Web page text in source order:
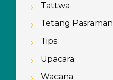
Tattwa
Tetang Pasraman
Tips
Upacara
Wacana